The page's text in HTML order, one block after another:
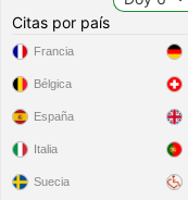
Citas por país
Francia
Bélgica
España
Italia
Suecia